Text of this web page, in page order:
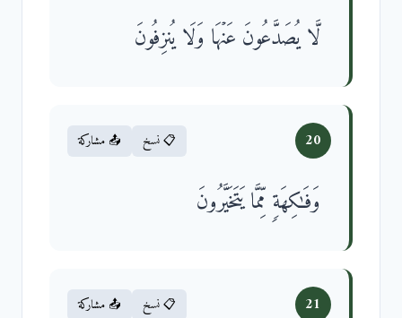
لَّا یُصَدَّعُونَ عَنۡهَا وَلَا یُنزِفُونَ
20 📋 نسخ 📤 مشاركة
وَفَـٰكِهَةࣲ مِّمَّا یَتَخَیَّرُونَ
21 📋 نسخ 📤 مشاركة